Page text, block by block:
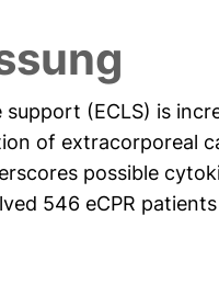
(ECLS) is
of extracorporeal
possible
546 eCPR